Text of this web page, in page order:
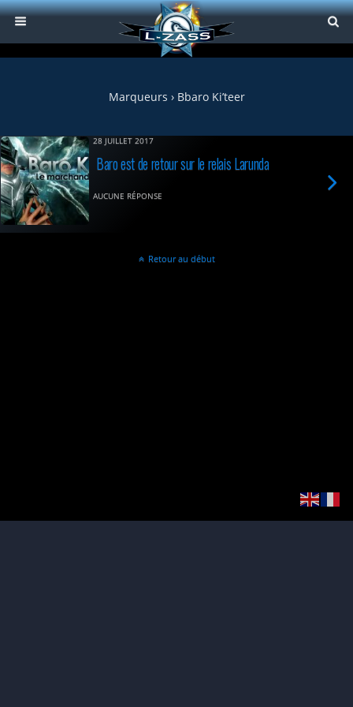
Marqueurs › Bbaro Ki’teer
28 JUILLET 2017
Baro est de retour sur le relais Larunda
AUCUNE RÉPONSE
Retour au début